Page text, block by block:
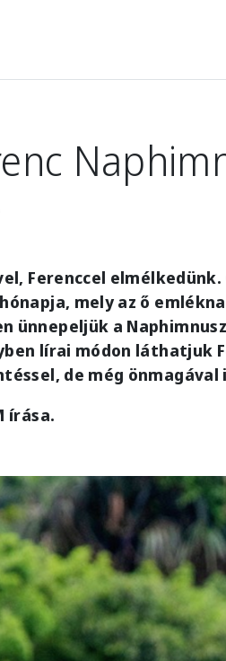
Ferenccel
mely az ő
ünnepeljük a
lírai módon láthatjuk
de még önmagával
írása.